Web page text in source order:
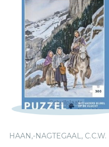
HAAN,-NAGTEGAAL, C.C.W.